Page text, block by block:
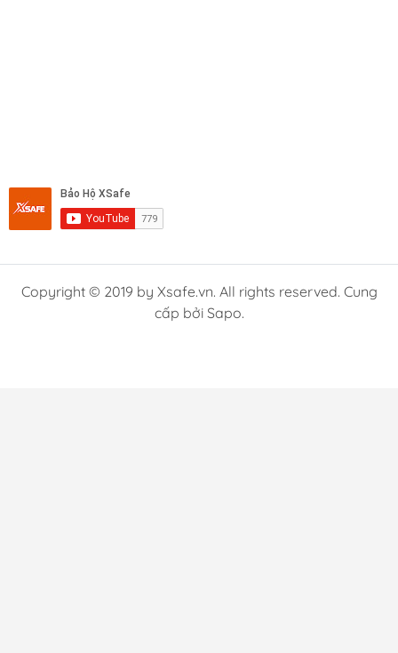
Copyright © 2019 by Xsafe.vn. All rights reserved. Cung
cấp bởi Sapo.